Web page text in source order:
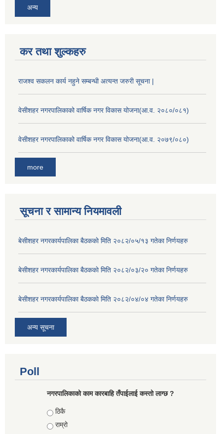
अन्य
कर तथा शुल्कहरु
राजश्व सकलन कार्य नहुने सम्बन्धी अत्यन्त जरुरी सूचना |
वेसीशहर नगरपालिकाको वार्षिक नगर विकास योजना(आ.व. २०८०/०८१)
वेसीशहर नगरपालिकाको वार्षिक नगर विकास योजना(आ.व. २०७९/०८०)
more
सूचना र सामान्य नियमावली
बे‍‍सीशहर नगरकार्यपालिका बैठककाे मिति २०८२/०५/१३ गतेका निर्णयहरु
बे‍‍सीशहर नगरकार्यपालिका बैठककाे मिति २०८२/०३/२० गतेका निर्णयहरु
बे‍‍सीशहर नगरकार्यपालिका बैठककाे मिति २०८२/०४/०४ गतेका निर्णयहरु
अन्य सूचना
Poll
नगरपालिकाको काम कारबाहि तँपाईलाई कस्तो लाग्छ ?
Choices
ठिकै
राम्रो